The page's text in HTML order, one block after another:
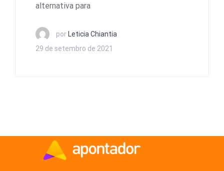
alternativa para
porLeticia Chiantia
29 de setembro de 2021